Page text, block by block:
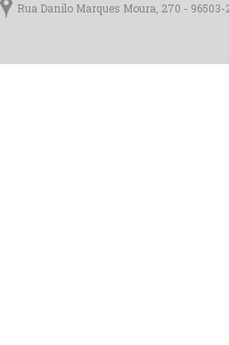
Rua Danilo Marques Moura, 270 - 96503-